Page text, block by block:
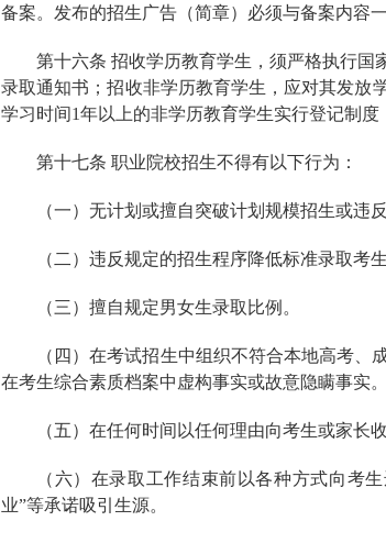
备案。发布的招生广告（简章）必须与备案内容一
第十六条 招收学历教育学生，须严格执行
录取通知书；招收非学历教育学生，应对其发放
学习时间1年以上的非学历教育学生实行登记制度
第十七条 职业院校招生不得有以下行为：
（一）无计划或擅自突破计划规模招生或违
（二）违反规定的招生程序降低标准录取考
（三）擅自规定男女生录取比例。
（四）在考试招生中组织不符合本地高考
在考生综合素质档案中虚构事实或故意隐瞒事实。
（五）在任何时间以任何理由向考生或家长
（六）在录取工作结束前以各种方式向考
业”等承诺吸引生源。